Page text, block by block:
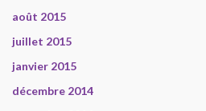
août 2015
juillet 2015
janvier 2015
décembre 2014